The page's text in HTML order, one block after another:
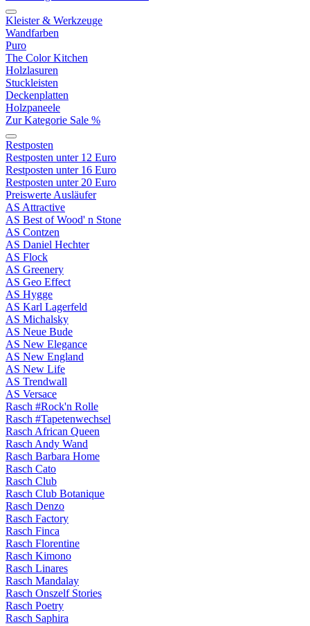
Kleister & Werkzeuge
Wandfarben
Puro
The Color Kitchen
Holzlasuren
Stuckleisten
Deckenplatten
Holzpaneele
Zur Kategorie Sale %
Restposten
Restposten unter 12 Euro
Restposten unter 16 Euro
Restposten unter 20 Euro
Preiswerte Ausläufer
AS Attractive
AS Best of Wood' n Stone
AS Contzen
AS Daniel Hechter
AS Flock
AS Greenery
AS Geo Effect
AS Hygge
AS Karl Lagerfeld
AS Michalsky
AS Neue Bude
AS New Elegance
AS New England
AS New Life
AS Trendwall
AS Versace
Rasch #Rock'n Rolle
Rasch #Tapetenwechsel
Rasch African Queen
Rasch Andy Wand
Rasch Barbara Home
Rasch Cato
Rasch Club
Rasch Club Botanique
Rasch Denzo
Rasch Factory
Rasch Finca
Rasch Florentine
Rasch Kimono
Rasch Linares
Rasch Mandalay
Rasch Onszelf Stories
Rasch Poetry
Rasch Saphira